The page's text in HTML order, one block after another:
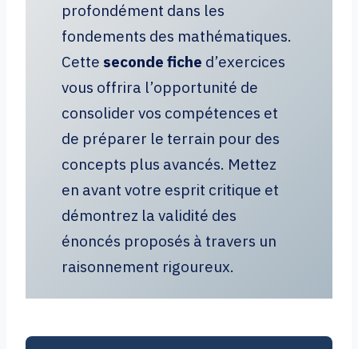
profondément dans les
fondements des mathématiques.
Cette seconde fiche d’exercices
vous offrira l’opportunité de
consolider vos compétences et
de préparer le terrain pour des
concepts plus avancés. Mettez
en avant votre esprit critique et
démontrez la validité des
énoncés proposés à travers un
raisonnement rigoureux.